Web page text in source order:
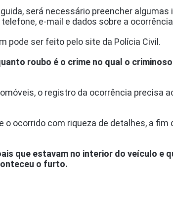
será necessário preencher
e-mail e dados sobre a
pode ser feito pelo site da Polícia Civil.
roubo é o crime no qual o
o registro da ocorrência precisa
ocorrido com riqueza de detalhes, a fim
que estavam no interior do veículo e
o furto.